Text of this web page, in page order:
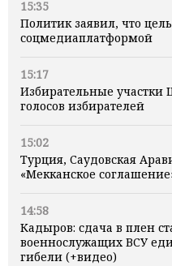
15:35
Политик заявил, что
соцмедиаплатформой
15:17
Избирательные участки
голосов избирателей
15:02
Турция, Саудовская
«Мекканское
14:58
Кадыров: сдача в плен
военнослужащих ВСУ
гибели (+видео)